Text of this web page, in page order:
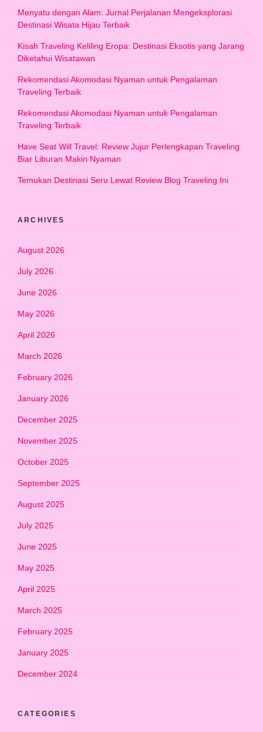
Menyatu dengan Alam: Jurnal Perjalanan Mengeksplorasi
Destinasi Wisata Hijau Terbaik
Kisah Traveling Keliling Eropa: Destinasi Eksotis yang Jarang
Diketahui Wisatawan
Rekomendasi Akomodasi Nyaman untuk Pengalaman
Traveling Terbaik
Rekomendasi Akomodasi Nyaman untuk Pengalaman
Traveling Terbaik
Have Seat Will Travel: Review Jujur Perlengkapan Traveling
Biar Liburan Makin Nyaman
Temukan Destinasi Seru Lewat Review Blog Traveling Ini
ARCHIVES
August 2026
July 2026
June 2026
May 2026
April 2026
March 2026
February 2026
January 2026
December 2025
November 2025
October 2025
September 2025
August 2025
July 2025
June 2025
May 2025
April 2025
March 2025
February 2025
January 2025
December 2024
CATEGORIES